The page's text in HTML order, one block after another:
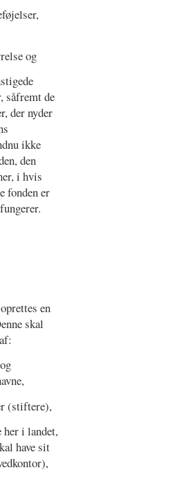
og
såfremt de
der nyder
ikke
den
i hvis
fonden er
en
skal
(stiftere),
her i landet,
have sit